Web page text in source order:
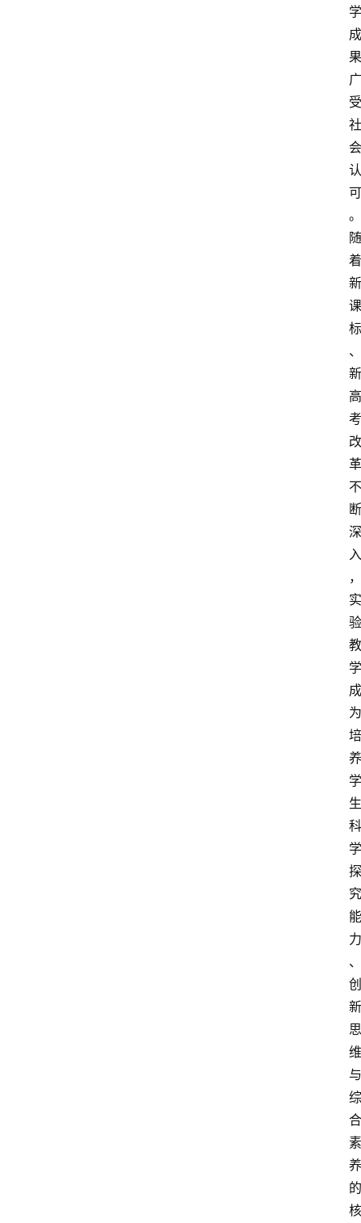
学
成
果
广
受
社
会
认
可
。
随
着
新
课
标
、
新
高
考
改
革
不
断
深
入
，
实
验
教
学
成
为
培
养
学
生
科
学
探
究
能
力
、
创
新
思
维
与
综
合
素
养
的
核